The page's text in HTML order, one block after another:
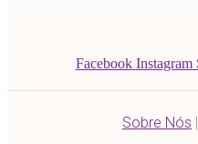
Facebook Instagram
Sobre Nós |